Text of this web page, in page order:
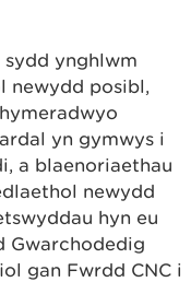
ynghlwm
newydd posibl,
yn gymwys i
a blaenoriaethau
newydd
hyn eu
Gwarchodedig
gan Fwrdd CNC i